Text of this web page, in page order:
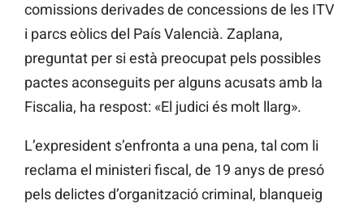
comissions derivades de concessions de les ITV
i parcs eòlics del País Valencià. Zaplana,
preguntat per si està preocupat pels possibles
pactes aconseguits per alguns acusats amb la
Fiscalia, ha respost: «El judici és molt llarg».
L’expresident s’enfronta a una pena, tal com li
reclama el ministeri fiscal, de 19 anys de presó
pels delictes d’organització criminal, blanqueig